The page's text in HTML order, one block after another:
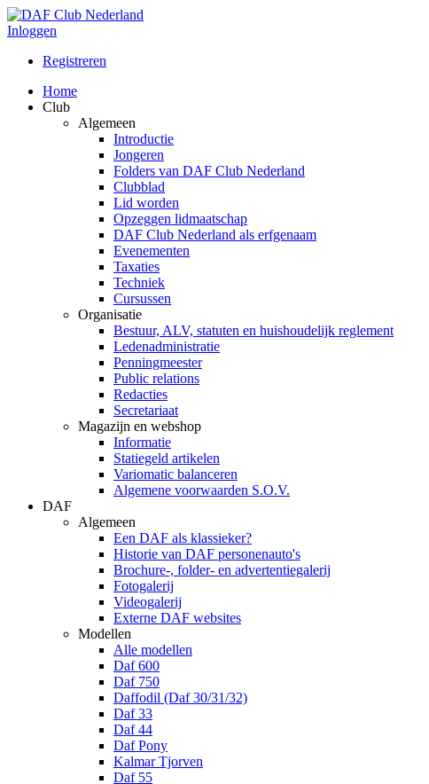
Inloggen
Registreren
Home
Club
Algemeen
Introductie
Jongeren
Folders van DAF Club Nederland
Clubblad
Lid worden
Opzeggen lidmaatschap
DAF Club Nederland als erfgenaam
Evenementen
Taxaties
Techniek
Cursussen
Organisatie
Bestuur, ALV, statuten en huishoudelijk reglement
Ledenadministratie
Penningmeester
Public relations
Redacties
Secretariaat
Magazijn en webshop
Informatie
Statiegeld artikelen
Variomatic balanceren
Algemene voorwaarden S.O.V.
DAF
Algemeen
Een DAF als klassieker?
Historie van DAF personenauto's
Brochure-, folder- en advertentiegalerij
Fotogalerij
Videogalerij
Externe DAF websites
Modellen
Alle modellen
Daf 600
Daf 750
Daffodil (Daf 30/31/32)
Daf 33
Daf 44
Daf Pony
Kalmar Tjorven
Daf 55